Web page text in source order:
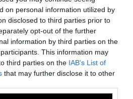
on personal information utilized by
disclosed to third parties prior to
opt-out of the further
information by third parties on the
This information may
third parties on the IAB’s List of
that may further disclose it to other
Ο Καβάφης δοκίμασε
κατά τη
παρά τη συμβουλή της
Αθήνα, η οποία τον
να την ακολουθήσει ως